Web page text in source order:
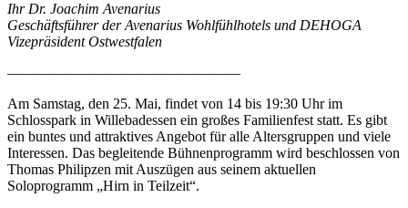
Ihr Dr. Joachim Avenarius
Geschäftsführer der Avenarius Wohlfühlhotels und DEHOGA
Vizepräsident Ostwestfalen
————————————————
Am Samstag, den 25. Mai, findet von 14 bis 19:30 Uhr im
Schlosspark in Willebadessen ein großes Familienfest statt. Es gibt
ein buntes und attraktives Angebot für alle Altersgruppen und viele
Interessen. Das begleitende Bühnenprogramm wird beschlossen von
Thomas Philipzen mit Auszügen aus seinem aktuellen
Soloprogramm „Hirn in Teilzeit“.